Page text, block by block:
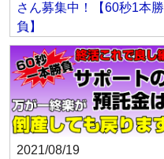
さん募集中！【60秒1本勝
負】
2021/08/19